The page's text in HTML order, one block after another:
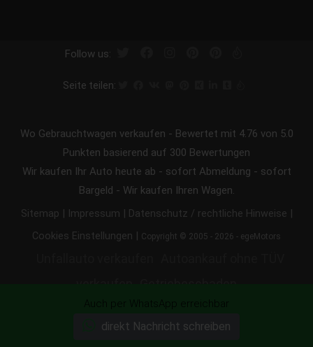
Follow us:
Seite teilen:
Wo Gebrauchtwagen verkaufen - Bewertet mit 4.76 von 5.0
Punkten basierend auf 300 Bewertungen
Wir kaufen Ihr Auto heute ab - sofort Abmeldung - sofort
Bargeld - Wir kaufen Ihren Wagen.
Sitemap | Impressum | Datenschutz / rechtliche Hinweise |
Cookies Einstellungen | Copyright © 2005 - 2026 - egeMotors
Ankauf
Motorschaden Ankauf
Auch per WhatsApp erreichbar
direkt Nachricht schreiben